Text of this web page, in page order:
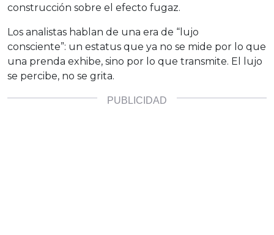
construcción sobre el efecto fugaz.
Los analistas hablan de una era de “lujo
consciente”: un estatus que ya no se mide por lo que
una prenda exhibe, sino por lo que transmite. El lujo
se percibe, no se grita.